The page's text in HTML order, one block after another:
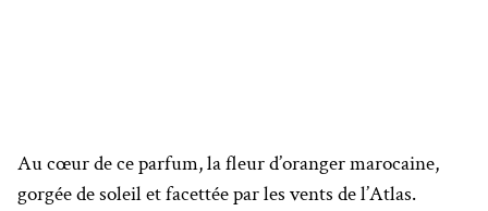
Au cœur de ce parfum, la fleur d’oranger marocaine,
gorgée de soleil et facettée par les vents de l’Atlas.